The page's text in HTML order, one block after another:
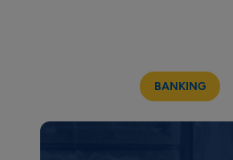
BANKING